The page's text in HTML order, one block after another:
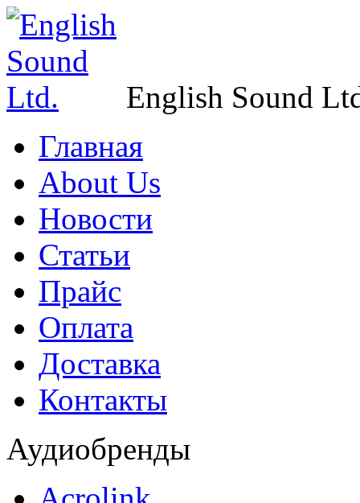
English Sound
Главная
About Us
Новости
Статьи
Прайс
Оплата
Доставка
Контакты
Аудиобренды